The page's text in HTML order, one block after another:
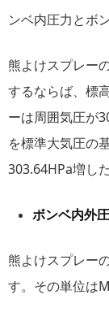
ンベ内圧力とボ
熊よけスプレー
するならば、標
ーは周囲気圧が
を標準大気圧の
303.64HPa増し
ボンベ内外
熊よけスプレー
す。その単位は